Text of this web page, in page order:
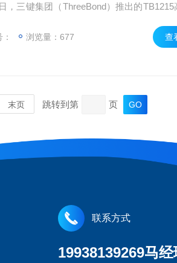
，三键集团（ThreeBond）推出的TB1215
密封解决方案”。
浏览量：677 查
末页 跳转到第 页
联系方式
19938139269马经